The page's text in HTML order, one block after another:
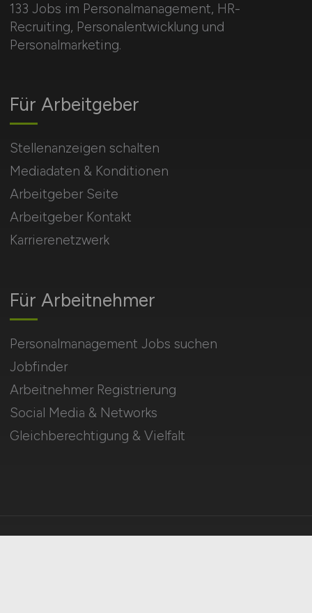
133 Jobs im Personalmanagement, HR-
Recruiting, Personalentwicklung und
Personalmarketing.
Für Arbeitnehmer
Personalmanagement Jobs suchen
Jobfinder
Arbeitnehmer Registrierung
Social Media & Networks
Gleichberechtigung & Vielfalt
Für Arbeitgeber
Stellenanzeigen schalten
Mediadaten & Konditionen
Arbeitgeber Seite
Arbeitgeber Kontakt
Karrierenetzwerk